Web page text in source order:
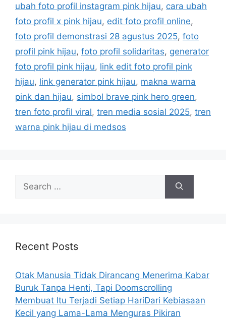
o
r
i
s
s
ubah foto profil instagram pink hijau, cara ubah
foto profil x pink hijau, edit foto profil online,
foto profil demonstrasi 28 agustus 2025, foto
profil pink hijau, foto profil solidaritas, generator
foto profil pink hijau, link edit foto profil pink
hijau, link generator pink hijau, makna warna
pink dan hijau, simbol brave pink hero green,
tren foto profil viral, tren media sosial 2025, tren
warna pink hijau di medsos
h
r
:
Recent Posts
Otak Manusia Tidak Dirancang Menerima Kabar
Buruk Tanpa Henti, Tapi Doomscrolling
Membuat Itu Terjadi Setiap HariDari Kebiasaan
Kecil yang Lama-Lama Menguras Pikiran